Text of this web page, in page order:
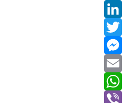
Facebook
LinkedIn
Twitter
Messenger
Email
WhatsApp